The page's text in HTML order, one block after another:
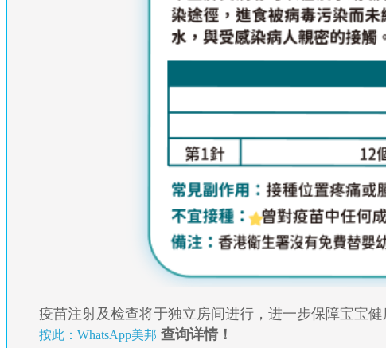
疫苗注射及检查将于独立房间进行，进一步保障宝宝
按此：WhatsApp美邦 查询详情！